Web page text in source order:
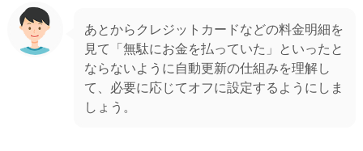
あとからクレジットカードなどの料金明細を
見て「無駄にお金を払っていた」といったと
ならないように自動更新の仕組みを理解し
て、必要に応じてオフに設定するようにしま
しょう。